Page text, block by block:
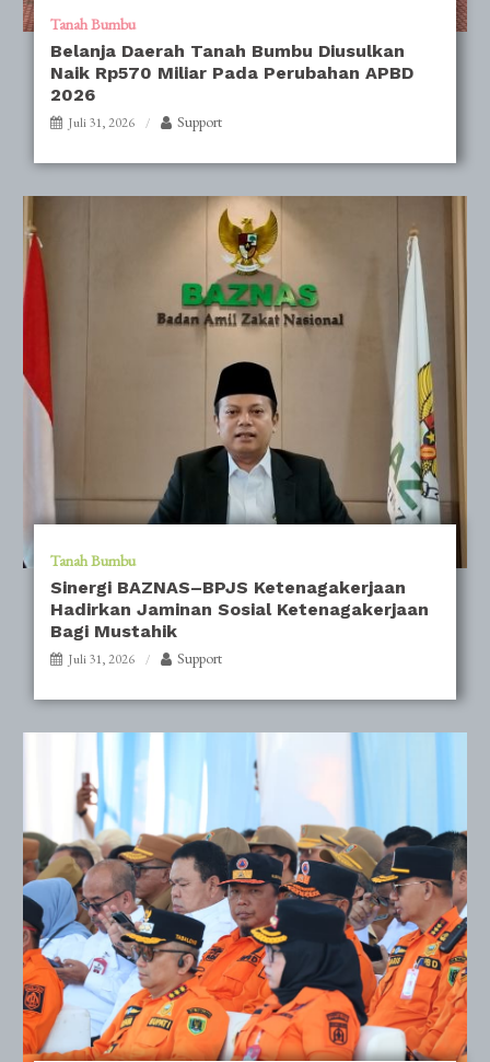
Tanah Bumbu
Belanja Daerah Tanah Bumbu Diusulkan
Naik Rp570 Miliar Pada Perubahan APBD
2026
Juli 31, 2026 Support
Tanah Bumbu
Sinergi BAZNAS–BPJS Ketenagakerjaan
Hadirkan Jaminan Sosial Ketenagakerjaan
Bagi Mustahik
Juli 31, 2026 Support